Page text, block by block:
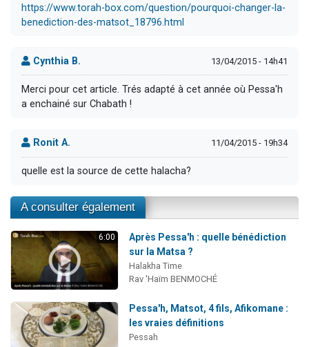
https://www.torah-box.com/question/pourquoi-changer-la-
benediction-des-matsot_18796.html
Cynthia B. 13/04/2015 - 14h41
Merci pour cet article. Trés adapté à cet année où Pessa'h
a enchainé sur Chabath !
Ronit A. 11/04/2015 - 19h34
quelle est la source de cette halacha?
A consulter également
6:00
Après Pessa'h : quelle bénédiction
sur la Matsa ?
Halakha Time
Rav 'Haïm BENMOCHÉ
Pessa'h, Matsot, 4 fils, Afikomane :
les vraies définitions
Pessah